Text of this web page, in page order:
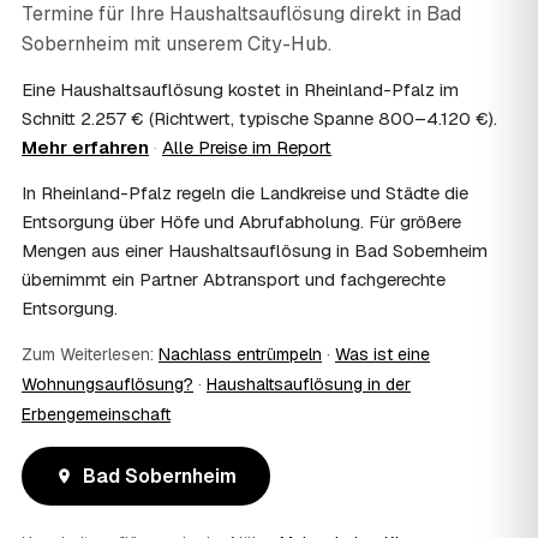
07 Ist die Haushaltsauflösung im Nachlass
steuerlich absetzbar?
Haushaltsauflösung als Nachlassverbindlichkeit die
Erbschaftsteuer mindern, bei vermieteten Objekten teils
als Werbungskosten. Sie erhalten eine ordentliche
Steuerberater – wir liefern die nötigen Unterlagen.
08 Muss ich als Erbe in Bad Sobernheim vor Ort
anwesend sein?
Nein, Sie müssen nicht durchgängig anwesend sein. Viele
Erben übergeben in Bad Sobernheim nur die Schlüssel
Eine kurze Übergabe zu Beginn und zur besenreinen
Abnahme genügt meist.
09 Bekomme ich einen Entsorgungsnachweis?
Verwertungsnachweis über die fachgerechte Entsorgung.
So ist dokumentiert, dass der Hausstand in Bad
Termine für Ihre Haushaltsauflösung direkt in Bad
Sobernheim mit unserem City-Hub.
Eine Haushaltsauflösung kostet in Rheinland-Pfalz im
Schnitt 2.257 € (Richtwert, typische Spanne 800–4.120 €).
Mehr erfahren · Alle Preise im Report
In Rheinland-Pfalz regeln die Landkreise und Städte die
Entsorgung über Höfe und Abrufabholung. Für größere
Mengen aus einer Haushaltsauflösung in Bad Sobernheim
übernimmt ein Partner Abtransport und fachgerechte
Entsorgung.
Zum Weiterlesen: Nachlass entrümpeln · Was ist eine
Wohnungsauflösung? · Haushaltsauflösung in der
Erbengemeinschaft
Bad Sobernheim